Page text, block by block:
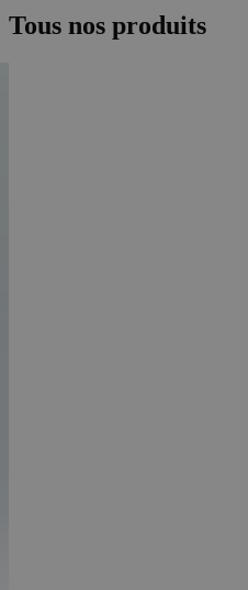
Tous nos produits